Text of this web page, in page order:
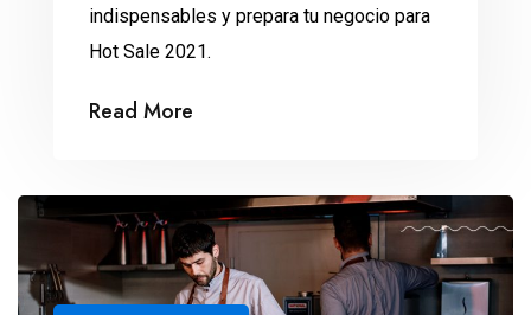
indispensables y prepara tu negocio para
Hot Sale 2021.
Read More